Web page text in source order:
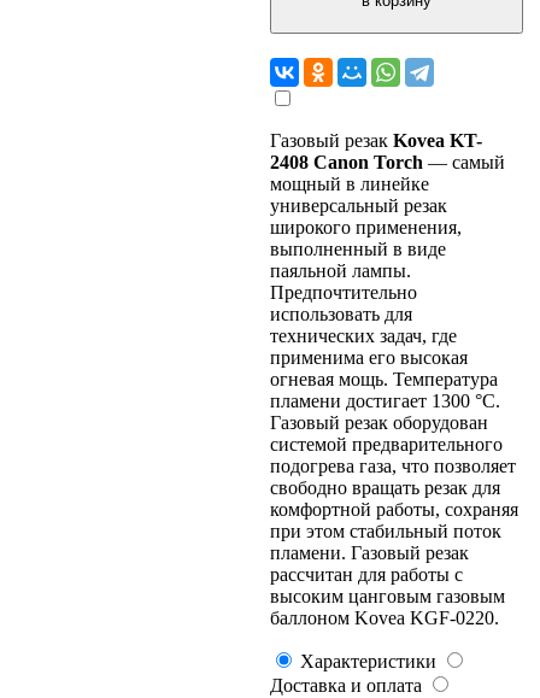
Газовый резак Kovea KT-
2408 Canon Torch — самый
мощный в линейке
универсальный резак
широкого применения,
выполненный в виде
паяльной лампы.
Предпочтительно
использовать для
технических задач, где
применима его высокая
огневая мощь. Температура
пламени достигает 1300 °C.
Газовый резак оборудован
системой предварительного
подогрева газа, что позволяет
свободно вращать резак для
комфортной работы, сохраняя
при этом стабильный поток
пламени. Газовый резак
рассчитан для работы с
высоким цанговым газовым
баллоном Kovea KGF-0220.
Характеристики
Доставка и оплата